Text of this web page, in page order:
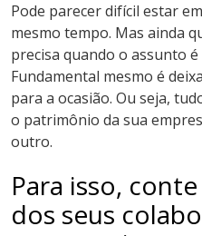
Pode parecer difícil estar
mesmo tempo. Mas ainda
precisa quando o assunto
Fundamental mesmo é
para a ocasião. Ou seja,
o patrimônio da sua
outro.
Para isso,
dos seus